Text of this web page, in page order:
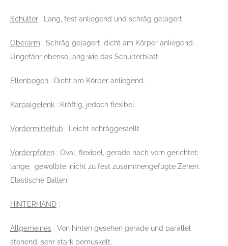
Schulter : Lang, fest anliegend und schräg gelagert.
Oberarm : Schräg gelagert, dicht am Körper anliegend.
Ungefähr ebenso lang wie das Schulterblatt.
Ellenbogen : Dicht am Körper anliegend.
Karpalgelenk : Kräftig, jedoch flexibel.
Vordermittelfub : Leicht schräggestellt.
Vorderpfoten : Oval, flexibel, gerade nach vorn gerichtet;
lange, gewölbte, nicht zu fest zusammengefügte Zehen.
Elastische Ballen.
HINTERHAND :
Allgemeines : Von hinten gesehen gerade und parallel
stehend, sehr stark bemuskelt.